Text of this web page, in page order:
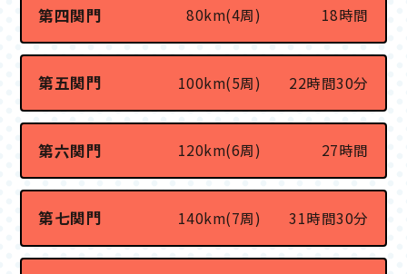
第四関門 80km(4周) 18時間
第五関門 100km(5周) 22時間30分
第六関門 120km(6周) 27時間
第七関門 140km(7周) 31時間30分